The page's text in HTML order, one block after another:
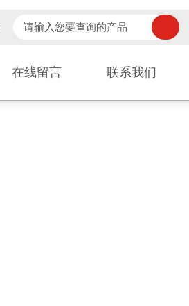
在线留言 联系我们